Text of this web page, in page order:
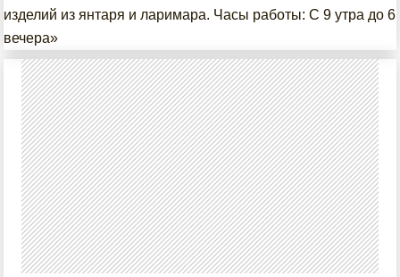
изделий из янтаря и ларимара. Часы работы: С 9 утра до 6
вечера»